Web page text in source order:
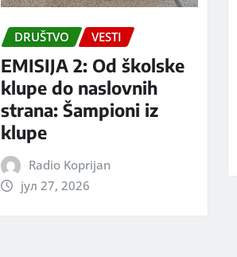
DRUŠTVO VESTI
EMISIJA 2: Od školske
klupe do naslovnih
strana: Šampioni iz
klupe
Radio Koprijan
јул 27, 2026